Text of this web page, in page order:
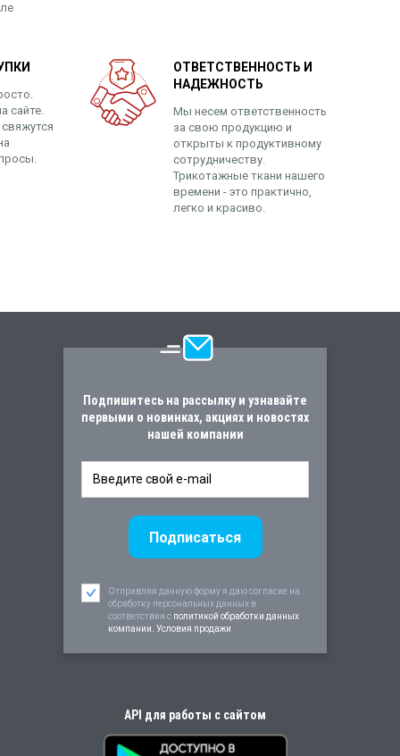
сайте.
ОТВЕТСТВЕННОСТЬ И
НАДЕЖНОСТЬ
Мы несем ответственность
за свою продукцию и
открыты к продуктивному
сотрудничеству.
Трикотажные ткани нашего
времени - это практично,
легко и красиво.
Подпишитесь на рассылку и узнавайте
первыми о новинках, акциях и новостях
нашей компании
Отправляя данную форму я даю согласие на
обработку персональных данных в
соответствии c политикой обработки данных
компании. Условия продажи
API для работы с сайтом